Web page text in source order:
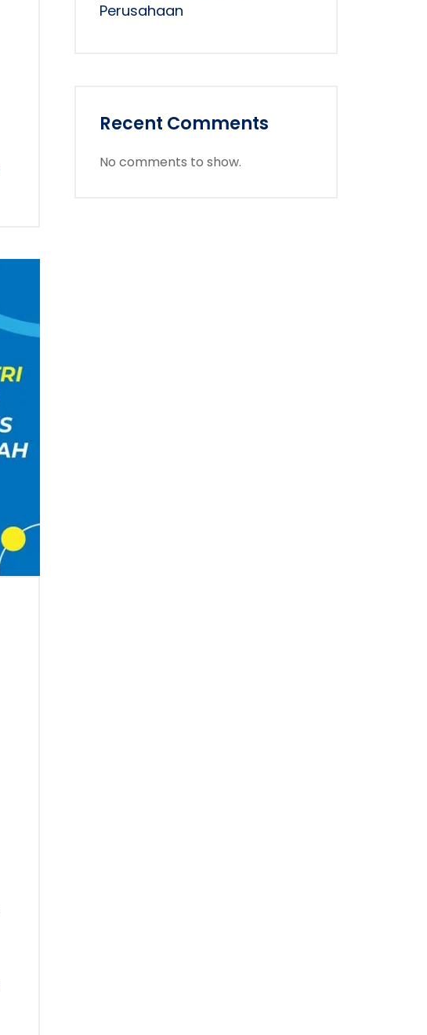
Perusahaan
Recent Comments
No comments to show.